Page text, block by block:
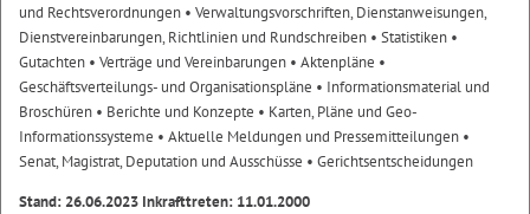
und Rechtsverordnungen • Verwaltungsvorschriften, Dienstanweisungen,
Dienstvereinbarungen, Richtlinien und Rundschreiben • Statistiken •
Gutachten • Verträge und Vereinbarungen • Aktenpläne •
Geschäftsverteilungs- und Organisationspläne • Informationsmaterial und
Broschüren • Berichte und Konzepte • Karten, Pläne und Geo-
Informationssysteme • Aktuelle Meldungen und Pressemitteilungen •
Senat, Magistrat, Deputation und Ausschüsse • Gerichtsentscheidungen
Stand: 26.06.2023 Inkrafttreten: 11.01.2000